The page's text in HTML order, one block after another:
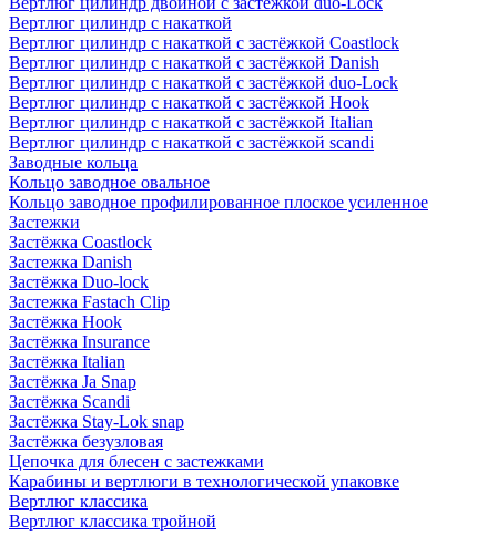
Вертлюг цилиндр с накаткой
Вертлюг цилиндр с накаткой с застёжкой Coastlock
Вертлюг цилиндр с накаткой с застёжкой Danish
Вертлюг цилиндр с накаткой с застёжкой duo-Lock
Вертлюг цилиндр с накаткой с застёжкой Hook
Вертлюг цилиндр с накаткой с застёжкой Italian
Вертлюг цилиндр с накаткой с застёжкой scandi
Заводные кольца
Кольцо заводное овальное
Кольцо заводное профилированное плоское усиленное
Застежки
Застёжка Coastlock
Застежка Danish
Застёжка Duo-lock
Застежка Fastach Clip
Застёжка Hook
Застёжка Insurance
Застёжка Italian
Застёжка Ja Snap
Застёжка Scandi
Застёжка Stay-Lok snap
Застёжка безузловая
Цепочка для блесен с застежками
Карабины и вертлюги в технологической упаковке
Вертлюг классика
Вертлюг классика тройной